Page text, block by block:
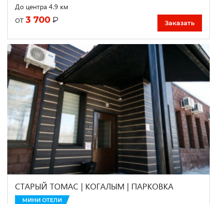
До центра 4.9 км
от 3 700 ₽ Заказать
СТАРЫЙ ТОМАС | КОГАЛЫМ | ПАРКОВКА
МИНИ ОТЕЛИ